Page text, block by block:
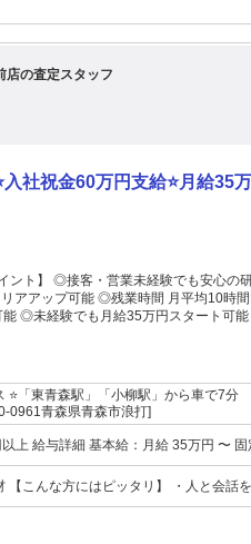
店の査定スタッフ
社祝金60万円支給⭐月給35
ント】 ◎接客・営業未経験でも安心の
アアップ可能 ◎残業時間 月平均10時
◎未経験でも月給35万円スタート可能
お預かりし、 状態などを見て査定や 金
お楽しみ頂きながら、 買い取りに繋げて
【客層】 ・1日の接客数は平均
も多く、丁寧な接客が喜ばれる仕事で
関係”を大切にしています
⭐「東青森駅」「小柳駅」から車で7分
0961青森県青森市浪打]
給：月給 35万円 〜 固定残業代：なし 【一律手当】 全員に一律で支払われる通
に加えて実績に応じて随時) ✅年2回 【入社祝金60万円支給】 ・入社祝
後支給) ・勤続1年経過後/50万円支給(
【こんな方にはピッタリ】 ・人と会話